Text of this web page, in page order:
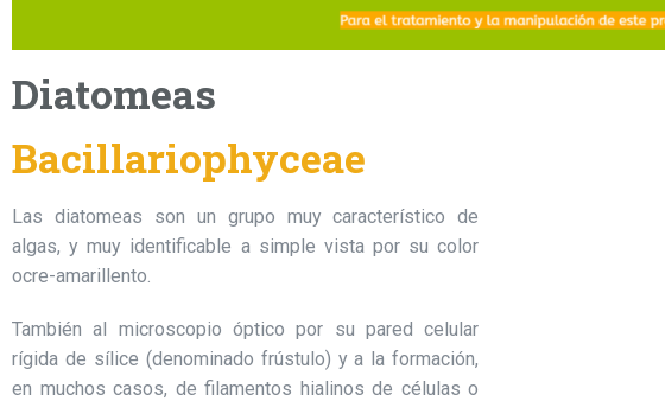
Diatomeas
Bacillariophyceae
Las diatomeas son un grupo muy característico de
algas, y muy identificable a simple vista por su color
ocre-amarillento.
También al microscopio óptico por su pared celular
rígida de sílice (denominado frústulo) y a la formación,
en muchos casos, de filamentos hialinos de células o